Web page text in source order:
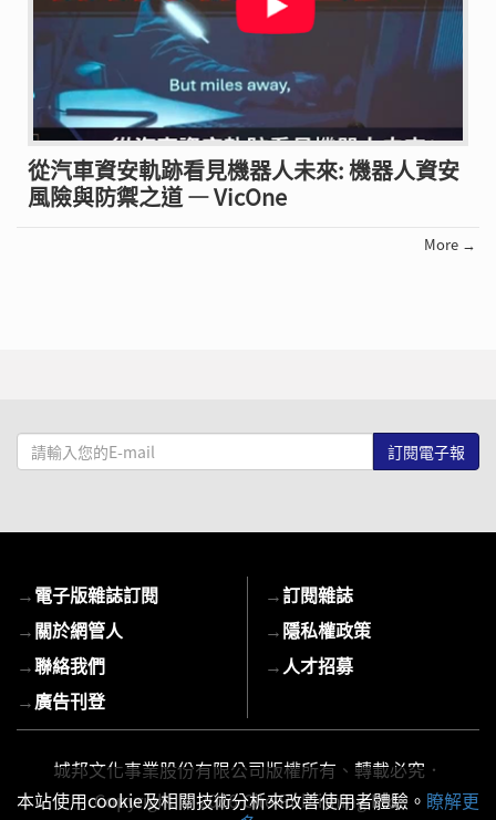
從汽車資安軌跡看見機器人未來: 機器人資安
風險與防禦之道 — VicOne
More →
請
輸
mail
→電子版雜誌訂閱
→關於網管人
→聯絡我們
→廣告刊登
→訂閱雜誌
→隱私權政策
→人才招募
城邦文化事業股份有限公司版權所有、轉載必究．
Copyright © 2026 Cite Publishing Ltd.
本站使用cookie及相關技術分析來改善使用者體驗。 瞭解更